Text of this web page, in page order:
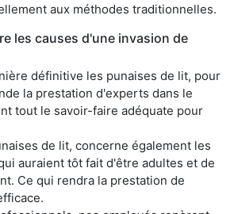
aux méthodes traditionnelles.
les causes d'une invasion de
définitive les punaises de lit, pour
la prestation d'experts dans le
tout le savoir-faire adéquate pour
de lit, concerne également les
auraient tôt fait d'être adultes et de
Ce qui rendra la prestation de